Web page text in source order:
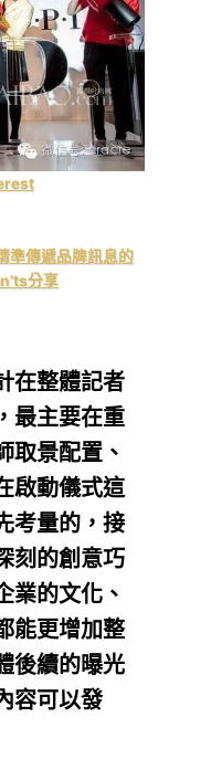
準傳遞品牌訊息的
分享
在整體記者
最主要在重
取景配置、
啟動儀式這
考量的，接
刻的創意巧
業的文化、
能更增加整
後續的曝光
容可以發